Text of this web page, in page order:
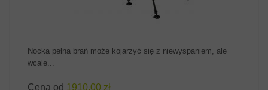
Nocka pełna brań może kojarzyć się z niewyspaniem, ale
wcale...
Cena od 1910.00 zł